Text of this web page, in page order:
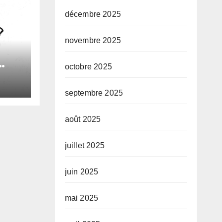
décembre 2025
novembre 2025
octobre 2025
septembre 2025
août 2025
juillet 2025
juin 2025
mai 2025